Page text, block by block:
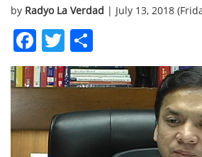
by Radyo La Verdad | July 13, 2018
Facebook
Twitter